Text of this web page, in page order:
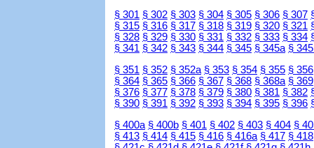
§ 301 § 302 § 303 § 304 § 305 § 306 § 307
§ 315 § 316 § 317 § 318 § 319 § 320 § 321
§ 328 § 329 § 330 § 331 § 332 § 333 § 334
§ 341 § 342 § 343 § 344 § 345 § 345a §
§ 351 § 352 § 352a § 353 § 354 § 355 § 356
§ 364 § 365 § 366 § 367 § 368 § 368a § 369
§ 376 § 377 § 378 § 379 § 380 § 381 § 382
§ 390 § 391 § 392 § 393 § 394 § 395 § 396
§ 400a § 400b § 401 § 402 § 403 § 404 §
§ 413 § 414 § 415 § 416 § 416a § 417 § 418